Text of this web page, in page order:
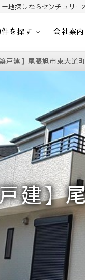
地探しならセンチュリー
リノベ物件探
を探す 会社案内
築戸建】尾張旭市東大道
戸建】